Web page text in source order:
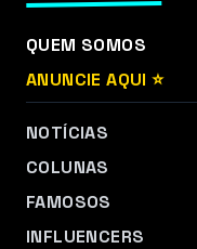
QUEM SOMOS
ANUNCIE AQUI ⭐
NOTÍCIAS
COLUNAS
FAMOSOS
INFLUENCERS